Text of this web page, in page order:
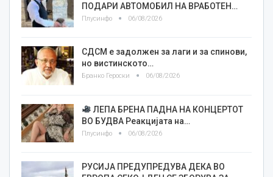
ПОДАРИ АВТОМОБИЛ НА ВРАБОТЕН…
Плусинфо 06/08/2026
СДСМ е задолжен за лаги и за спинови,
но вистинското…
Бранко Героски 06/08/2026
ЛЕПА БРЕНА ПАДНА НА КОНЦЕРТОТ
ВО БУДВА Реакцијата на…
Плусинфо 06/08/2026
РУСИЈА ПРЕДУПРЕДУВА ДЕКА ВО